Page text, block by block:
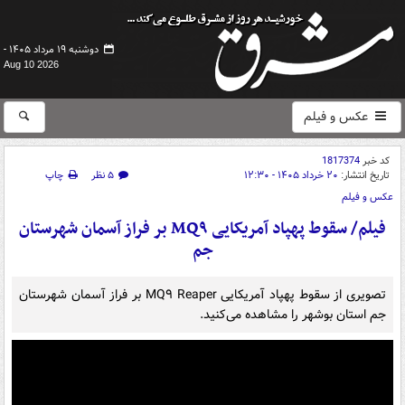
دوشنبه ۱۹ مرداد ۱۴۰۵ -
Aug 10 2026
عکس و فیلم
کد خبر1817374
تاریخ انتشار: ۲۰ خرداد ۱۴۰۵ - ۱۲:۳۰ ۵ نظر
چاپ
عکس و فیلم
فیلم/ سقوط پهپاد آمریکایی MQ۹ بر فراز آسمان شهرستان
جم
تصویری از سقوط پهپاد آمریکایی MQ۹ Reaper بر فراز آسمان شهرستان
جم استان بوشهر را مشاهده می‌کنید.